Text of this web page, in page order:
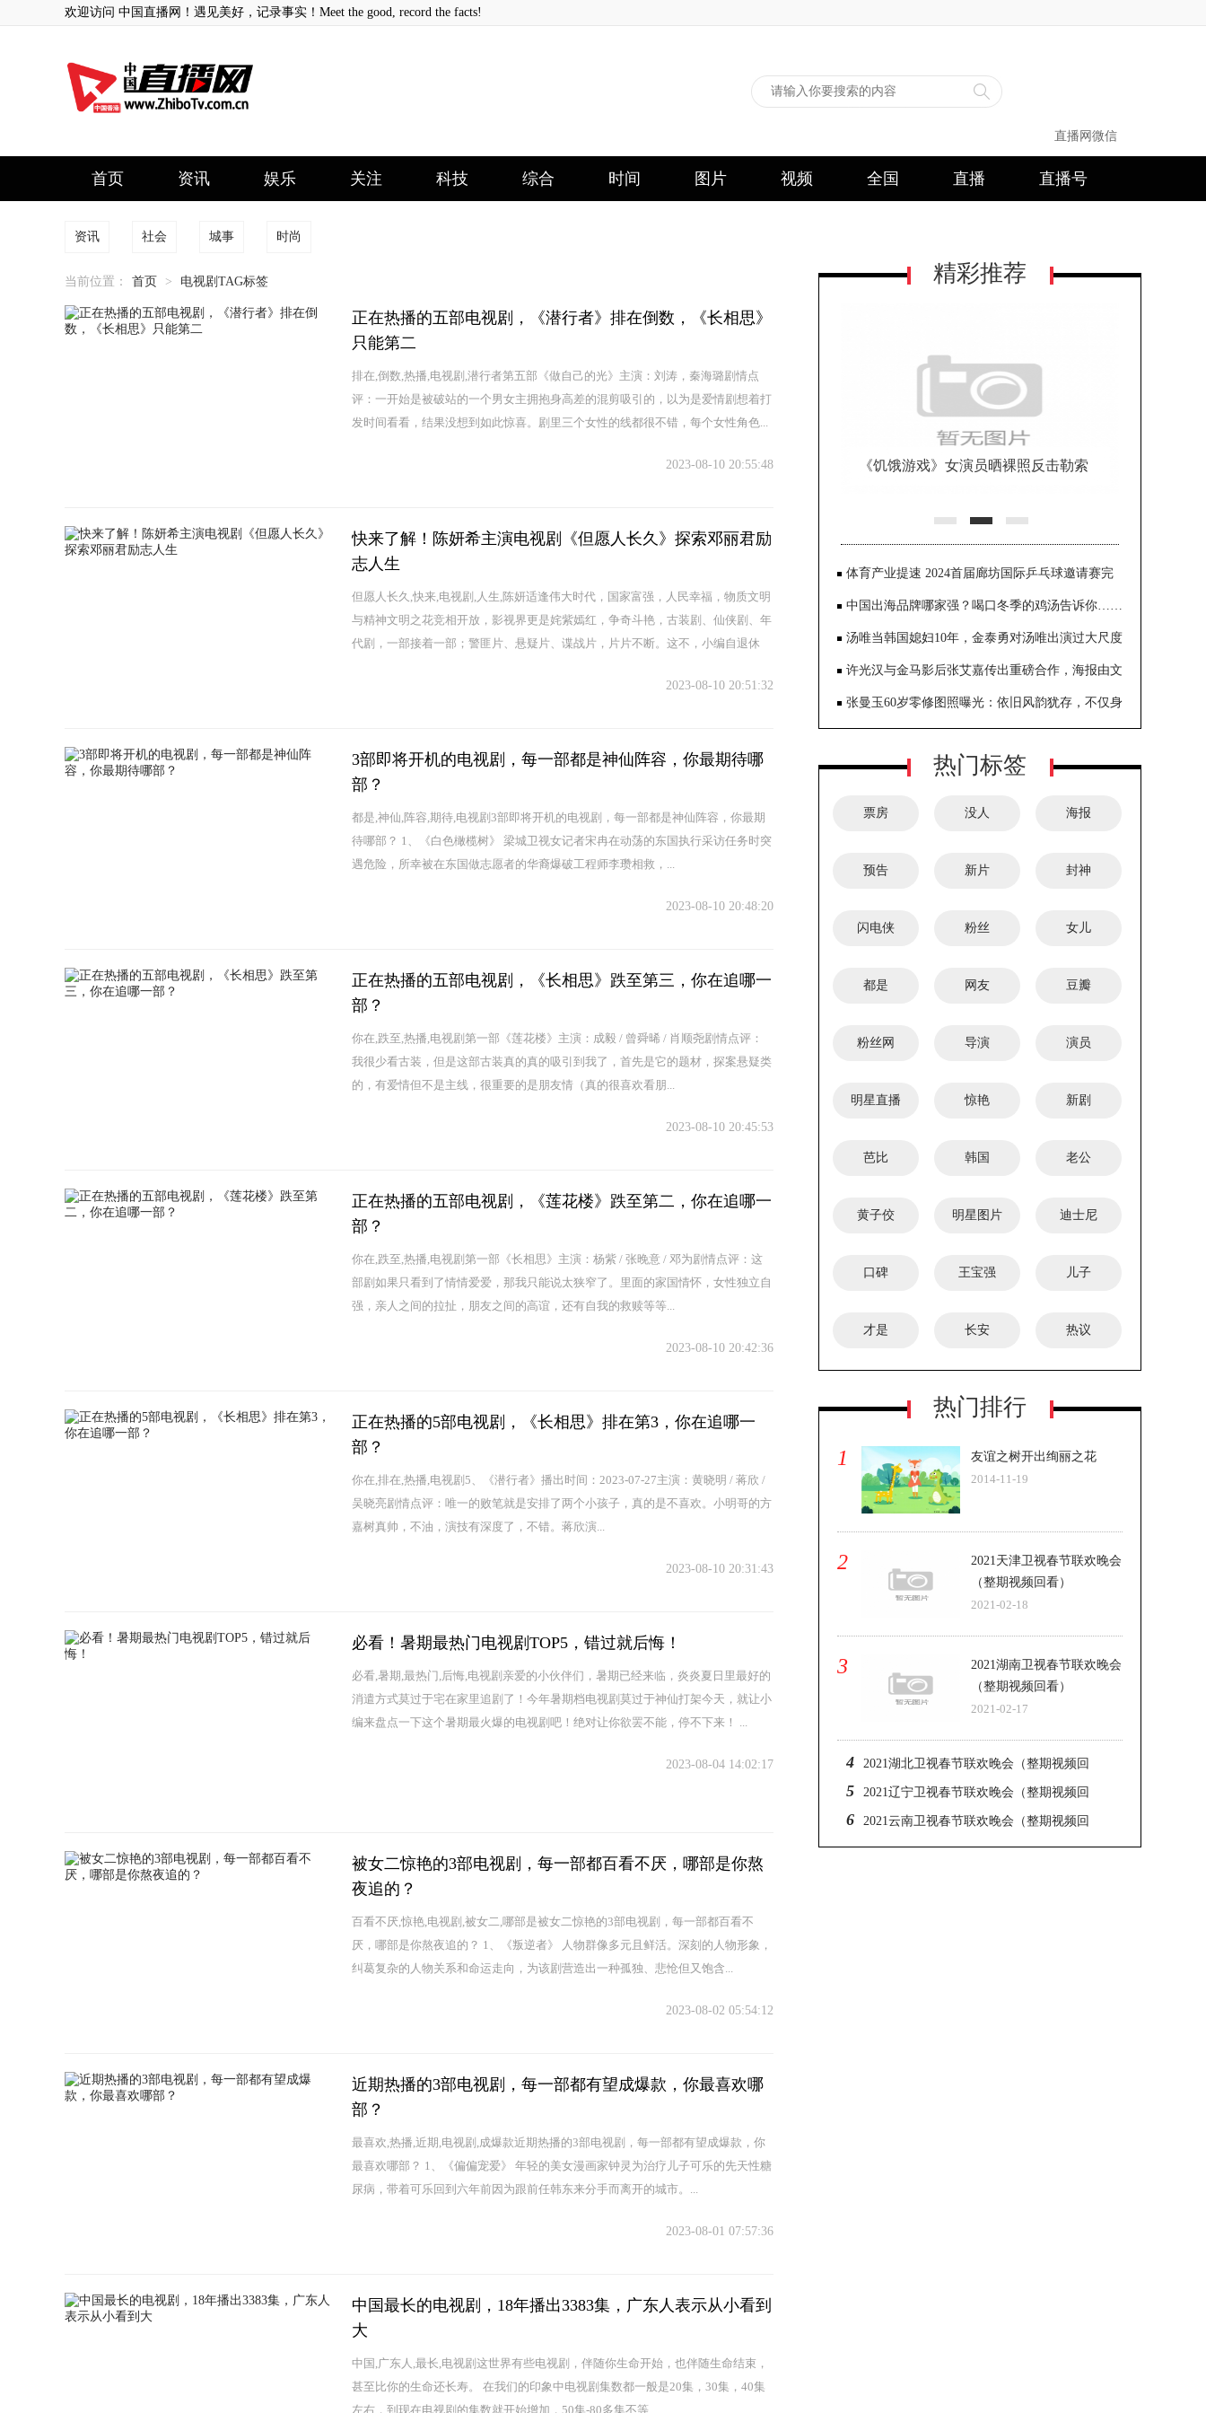
欢迎访问 中国直播网！遇见美好，记录事实！Meet the good, record the facts!
直播网微信
首页 资讯 娱乐 关注 科技 综合 时间 图片 视频 全国 直播 直播号
资讯 社会 城事 时尚
当前位置： 首页 > 电视剧TAG标签
正在热播的五部电视剧，《潜行者》排在倒数，《长相思》
只能第二
排在,倒数,热播,电视剧,潜行者第五部《做自己的光》主演：刘涛，秦海璐剧情点
评：一开始是被破站的一个男女主拥抱身高差的混剪吸引的，以为是爱情剧想着打
发时间看看，结果没想到如此惊喜。剧里三个女性的线都很不错，每个女性角色...
2023-08-10 20:55:48
快来了解！陈妍希主演电视剧《但愿人长久》探索邓丽君励
志人生
但愿人长久,快来,电视剧,人生,陈妍适逢伟大时代，国家富强，人民幸福，物质文明
与精神文明之花竞相开放，影视界更是姹紫嫣红，争奇斗艳，古装剧、仙侠剧、年
代剧，一部接着一部；警匪片、悬疑片、谍战片，片片不断。这不，小编自退休
2023-08-10 20:51:32
3部即将开机的电视剧，每一部都是神仙阵容，你最期待哪
部？
都是,神仙,阵容,期待,电视剧3部即将开机的电视剧，每一部都是神仙阵容，你最期
待哪部？ 1、《白色橄榄树》 梁城卫视女记者宋冉在动荡的东国执行采访任务时突
遇危险，所幸被在东国做志愿者的华裔爆破工程师李瓒相救，...
2023-08-10 20:48:20
正在热播的五部电视剧，《长相思》跌至第三，你在追哪一
部？
你在,跌至,热播,电视剧第一部《莲花楼》主演：成毅 / 曾舜晞 / 肖顺尧剧情点评：
我很少看古装，但是这部古装真的真的吸引到我了，首先是它的题材，探案悬疑类
的，有爱情但不是主线，很重要的是朋友情（真的很喜欢看朋...
2023-08-10 20:45:53
正在热播的五部电视剧，《莲花楼》跌至第二，你在追哪一
部？
你在,跌至,热播,电视剧第一部《长相思》主演：杨紫 / 张晚意 / 邓为剧情点评：这
部剧如果只看到了情情爱爱，那我只能说太狭窄了。里面的家国情怀，女性独立自
强，亲人之间的拉扯，朋友之间的高谊，还有自我的救赎等等...
2023-08-10 20:42:36
正在热播的5部电视剧，《长相思》排在第3，你在追哪一
部？
你在,排在,热播,电视剧5、《潜行者》播出时间：2023-07-27主演：黄晓明 / 蒋欣 /
吴晓亮剧情点评：唯一的败笔就是安排了两个小孩子，真的是不喜欢。小明哥的方
嘉树真帅，不油，演技有深度了，不错。蒋欣演...
2023-08-10 20:31:43
必看！暑期最热门电视剧TOP5，错过就后悔！
必看,暑期,最热门,后悔,电视剧亲爱的小伙伴们，暑期已经来临，炎炎夏日里最好的
消遣方式莫过于宅在家里追剧了！今年暑期档电视剧莫过于神仙打架今天，就让小
编来盘点一下这个暑期最火爆的电视剧吧！绝对让你欲罢不能，停不下来！ ...
2023-08-04 14:02:17
被女二惊艳的3部电视剧，每一部都百看不厌，哪部是你熬
夜追的？
百看不厌,惊艳,电视剧,被女二,哪部是被女二惊艳的3部电视剧，每一部都百看不
厌，哪部是你熬夜追的？ 1、《叛逆者》 人物群像多元且鲜活。深刻的人物形象，
纠葛复杂的人物关系和命运走向，为该剧营造出一种孤独、悲怆但又饱含...
2023-08-02 05:54:12
近期热播的3部电视剧，每一部都有望成爆款，你最喜欢哪
部？
最喜欢,热播,近期,电视剧,成爆款近期热播的3部电视剧，每一部都有望成爆款，你
最喜欢哪部？ 1、《偏偏宠爱》 年轻的美女漫画家钟灵为治疗儿子可乐的先天性糖
尿病，带着可乐回到六年前因为跟前任韩东来分手而离开的城市。...
2023-08-01 07:57:36
中国最长的电视剧，18年播出3383集，广东人表示从小看到
大
中国,广东人,最长,电视剧这世界有些电视剧，伴随你生命开始，也伴随生命结束，
甚至比你的生命还长寿。 在我们的印象中电视剧集数都一般是20集，30集，40集
左右，到现在电视剧的集数就开始增加，50集-80多集不等...
精彩推荐
《饥饿游戏》女演员晒裸照反击勒索
体育产业提速 2024首届廊坊国际乒乓球邀请赛完
美收官
中国出海品牌哪家强？喝口冬季的鸡汤告诉你……
汤唯当韩国媳妇10年，金泰勇对汤唯出演过大尺度
《色戒》一点也不介意
许光汉与金马影后张艾嘉传出重磅合作，海报由文
念中亲自操刀，呈现奇幻世界观
张曼玉60岁零修图照曝光：依旧风韵犹存，不仅身
热门标签
票房 没人 海报
预告 新片 封神
闪电侠 粉丝 女儿
都是 网友 豆瓣
粉丝网 导演 演员
明星直播 惊艳 新剧
芭比 韩国 老公
黄子佼 明星图片 迪士尼
口碑 王宝强 儿子
才是 长安 热议
热门排行
1
友谊之树开出绚丽之花
2014-11-19
2
2021天津卫视春节联欢晚会
（整期视频回看）
2021-02-18
3
2021湖南卫视春节联欢晚会
（整期视频回看）
2021-02-17
4 2021湖北卫视春节联欢晚会（整期视频回
看）
5 2021辽宁卫视春节联欢晚会（整期视频回
看）
6 2021云南卫视春节联欢晚会（整期视频回
看）